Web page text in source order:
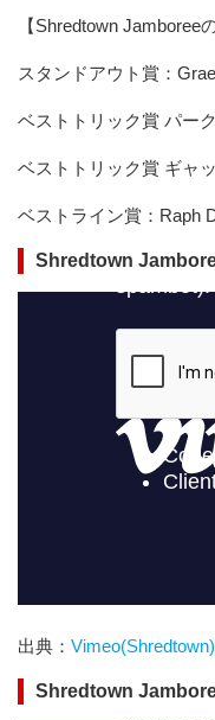
【Shredtown Jamboree
スタンドアウト賞：
ベストトリック賞 パー
ベストトリック賞 ギャ
ベストライン賞：Raph
Shredtown
出典： Vimeo(Shredtown)
Shredtown